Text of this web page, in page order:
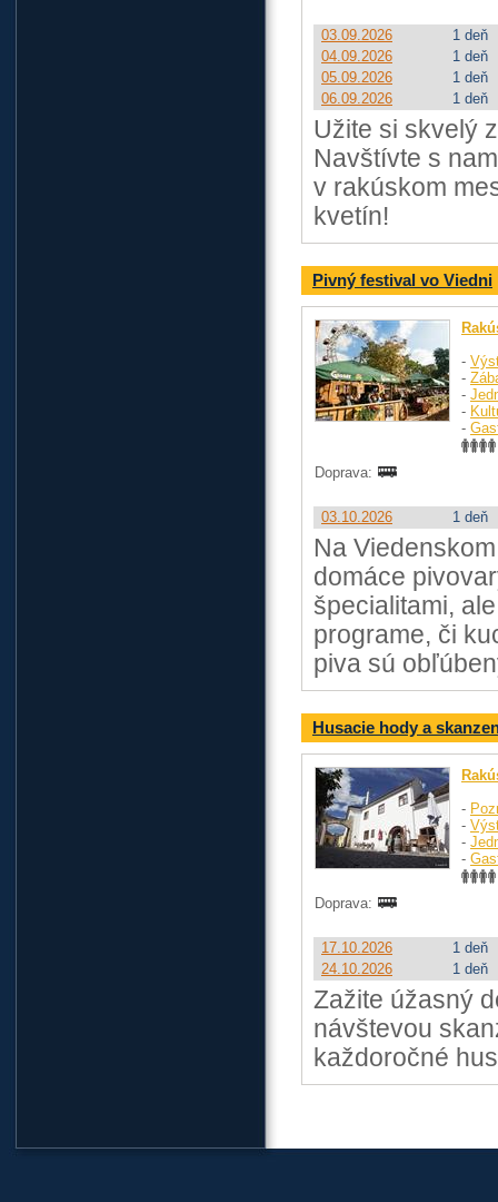
03.09.2026
1 deň
04.09.2026
1 deň
05.09.2026
1 deň
06.09.2026
1 deň
Užite si skvelý
Navštívte s
v rakúskom
kvetín!
Pivný festival vo Viedni
-
-
-
-
-
Doprava:
03.10.2026 1 deň
Na
domáce
špecialitami,
programe, či
piva sú
Husacie hody a
-
-
-
-
Doprava:
17.10.2026
1 deň
24.10.2026
1 deň
Zažite úžasný
návštevou
každoročné